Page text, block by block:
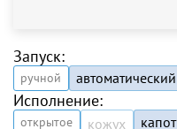
Запуск:
ручной автоматический
Исполнение:
открытое кожух капот